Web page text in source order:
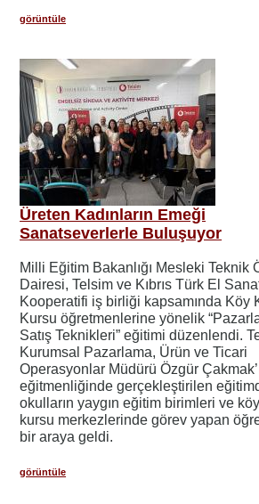
görüntüle
Üreten Kadınların Emeği
Sanatseverlerle Buluşuyor
Milli Eğitim Bakanlığı Mesleki Teknik
Dairesi, Telsim ve Kıbrıs Türk El
Kooperatifi iş birliği kapsamında Köy
Kursu öğretmenlerine yönelik
Satış Teknikleri” eğitimi düzenlendi.
Kurumsal Pazarlama, Ürün ve Ticari
Operasyonlar Müdürü Özgür
eğitmenliğinde gerçekleştirilen
okulların yaygın eğitim birimleri ve
kursu merkezlerinde görev yapan
bir araya geldi.
görüntüle